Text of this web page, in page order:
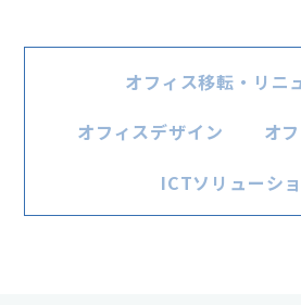
オフィス移転・リニ
オフィスデザイン
オ
ICTソリューシ